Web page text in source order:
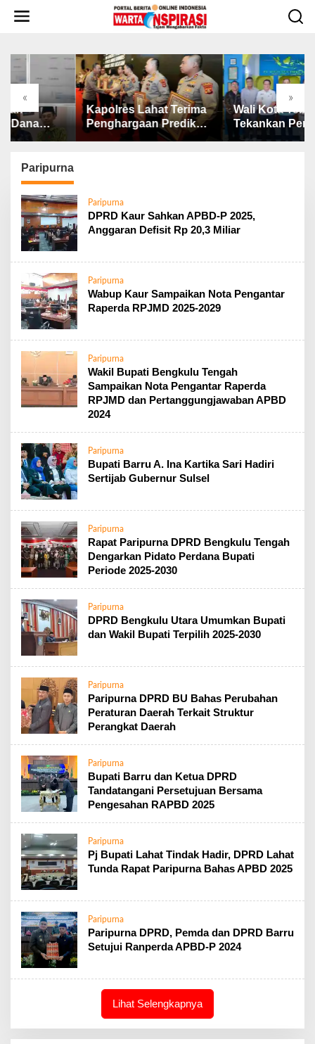
« »
Lahat Terima
Predikat
Prima dari
Wali Kota Tebing Tinggi
Tekankan Pentingnya
SP3 Catin Cegah
BOS
Paripurna
Paripurna
DPRD Kaur Sahkan APBD-P 2025,
Anggaran Defisit Rp 20,3 Miliar
Paripurna
Wabup Kaur Sampaikan Nota Pengantar
Raperda RPJMD 2025-2029
Paripurna
Wakil Bupati Bengkulu Tengah
Sampaikan Nota Pengantar Raperda
RPJMD dan Pertanggungjawaban APBD
2024
Paripurna
Bupati Barru A. Ina Kartika Sari Hadiri
Sertijab Gubernur Sulsel
Paripurna
Rapat Paripurna DPRD Bengkulu Tengah
Dengarkan Pidato Perdana Bupati
Periode 2025-2030
Paripurna
DPRD Bengkulu Utara Umumkan Bupati
dan Wakil Bupati Terpilih 2025-2030
Paripurna
Paripurna DPRD BU Bahas Perubahan
Peraturan Daerah Terkait Struktur
Perangkat Daerah
Paripurna
Bupati Barru dan Ketua DPRD
Tandatangani Persetujuan Bersama
Pengesahan RAPBD 2025
Paripurna
Pj Bupati Lahat Tindak Hadir, DPRD Lahat
Tunda Rapat Paripurna Bahas APBD 2025
Paripurna
Paripurna DPRD, Pemda dan DPRD Barru
Setujui Ranperda APBD-P 2024
Lihat Selengkapnya